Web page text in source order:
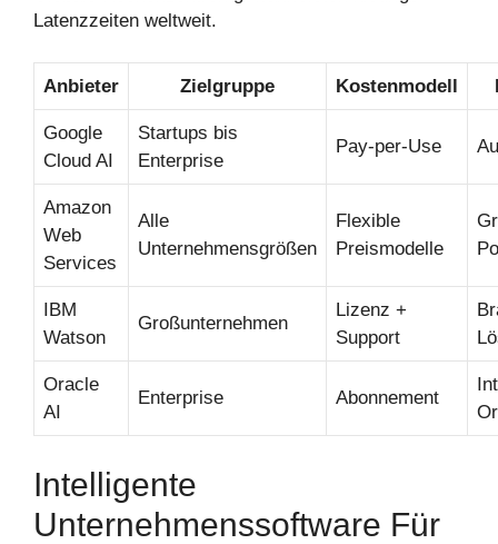
Latenzzeiten weltweit.
Anbieter Zielgruppe Kostenmodell
Google
Cloud AI
Startups bis
Enterprise
Pay-per-Use
Amazon
Web
Services
Alle
Unternehmensgrößen
Flexible
Preismodelle
IBM
Watson
Großunternehmen
Lizenz +
Support
Oracle
AI
Enterprise Abonnement
Intelligente
Unternehmenssoftware Für